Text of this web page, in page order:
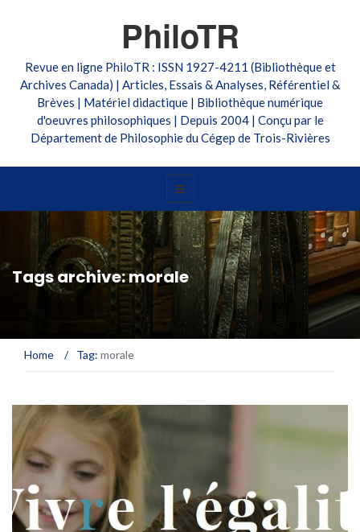
PhiloTR
Revue en ligne PhiloTR : ISSN 1927-4211 (Bibliothèque et
Archives Canada) | Articles, Essais & Analyses, Référentiel &
Brèves | Matériel didactique | Bibliothèque numérique
d'oeuvres philosophiques | Depuis 2004 | Conçu par le
Département de Philosophie du Cégep de Trois-Rivières
Tags archive: morale
Home / Tag: morale